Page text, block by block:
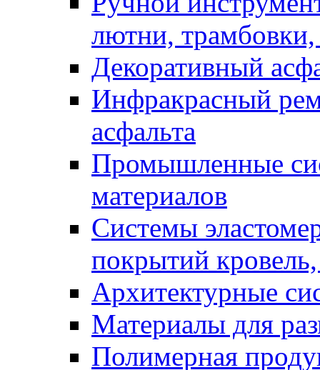
лютни, трамбовки,
Декоративный
Инфракрасный
асфальта
Промышленные
материалов
Системы
покрытий
Архитектурные
Материалы для
Полимерная